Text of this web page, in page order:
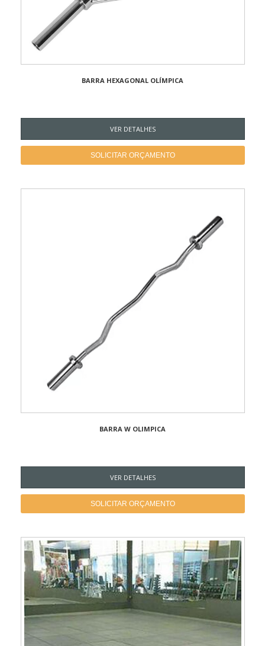
BARRA HEXAGONAL OLÍMPICA
VER DETALHES
SOLICITAR ORÇAMENTO
BARRA W OLIMPICA
VER DETALHES
SOLICITAR ORÇAMENTO